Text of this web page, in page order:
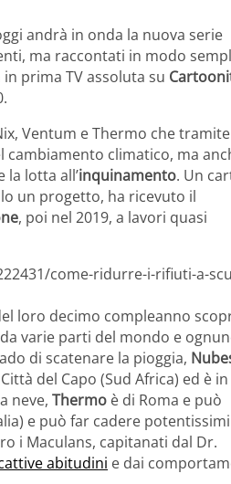
andrà in onda la nuova serie
ma raccontati in modo
prima TV assoluta su
Ventum e Thermo che
climatico, ma
la lotta all’inquinamento. Un
un progetto, ha ricevuto il
, poi nel 2019, a lavori quasi
come-ridurre-i-rifiuti-a-
loro decimo compleanno
varie parti del mondo e
di scatenare la pioggia,
del Capo (Sud Africa) ed è in
neve, Thermo è di Roma e può
e può far cadere potentissimi
i Maculans, capitanati dal Dr.
abitudini e dai